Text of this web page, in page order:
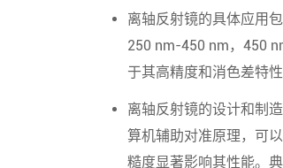
离轴反射镜的具体应用
250 nm-450 nm，450
于其高精度和消色差特
离轴反射镜的设计和制
算机辅助对准原理，可
糙度显著影响其性能。